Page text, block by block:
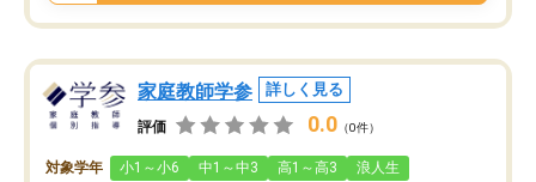
家庭教師学参 詳しく見る
評価 0.0 （0件）
対象学年 小1～小6 中1～中3 高1～高3 浪人生